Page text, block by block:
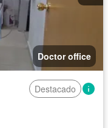
Doctor office
Destacado